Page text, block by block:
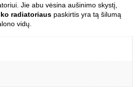
Jie abu vėsina aušinimo skystį,
radiatoriaus paskirtis yra tą šilumą
vidų.